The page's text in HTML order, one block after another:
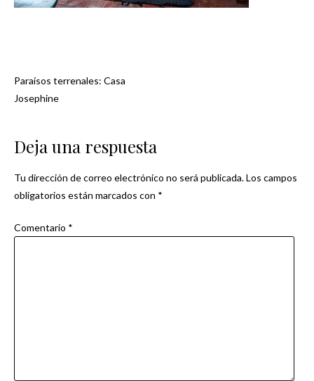
Navegación
Paraísos terrenales: Casa
Josephine
Deja una respuesta
Tu dirección de correo electrónico no será publicada.Los campos
obligatorios están marcados con *
Comentario *